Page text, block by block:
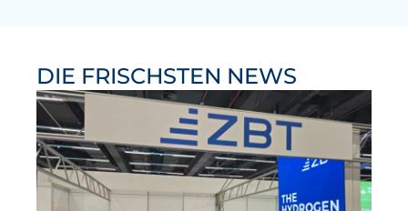
DIE FRISCHSTEN NEWS